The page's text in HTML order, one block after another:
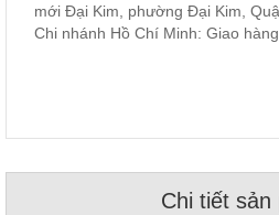
Nhà
mới Đại Kim, phường Đại Kim,
Chi nhánh Hồ Chí Minh: Giao
Chi tiết sản